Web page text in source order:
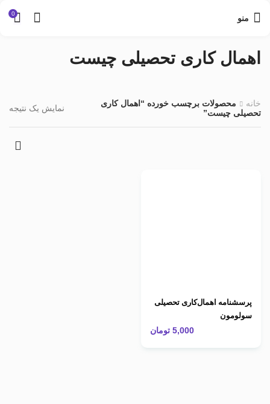
منو 0
اهمال کاری تحصیلی چیست
خانه
محصولات برچسب خورده “اهمال کاری
تحصیلی چیست”
نمایش یک نتیجه
پرسشنامه اهمال‌کاری تحصیلی
سولومون
5,000 تومان